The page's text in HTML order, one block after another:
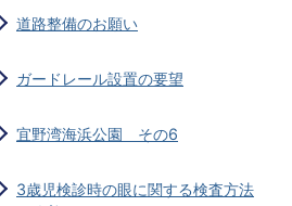
道路整備のお願い
ガードレール設置の要望
宜野湾海浜公園 その6
3歳児検診時の眼に関する検査方法